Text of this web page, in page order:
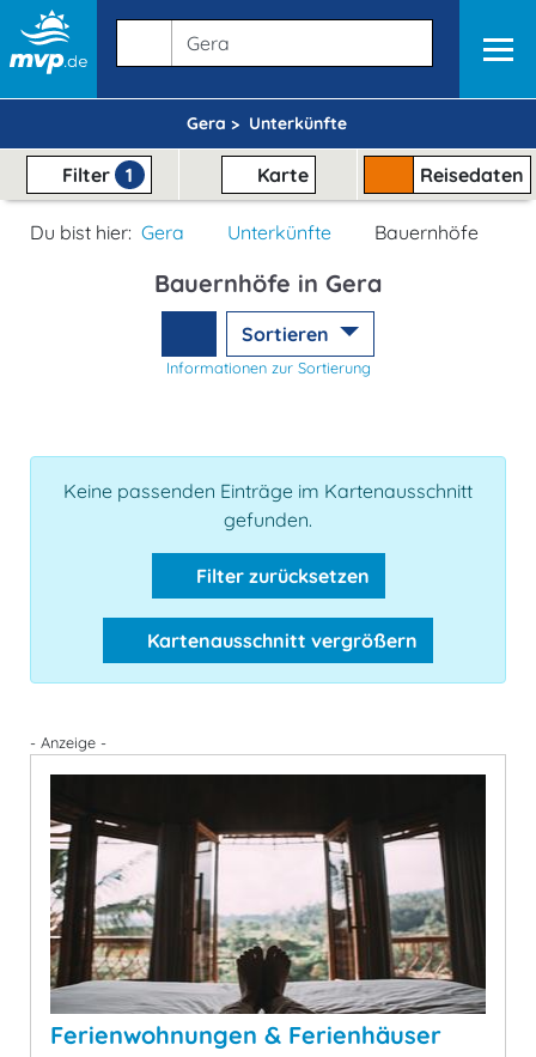
Gera > Unterkünfte
Filter 1 Karte Reisedaten
Du bist hier: Gera Unterkünfte Bauernhöfe
Bauernhöfe in Gera
Sortieren
Informationen zur Sortierung
Keine passenden Einträge im Kartenausschnitt
gefunden.
Filter zurücksetzen
Kartenausschnitt vergrößern
- Anzeige -
Ferienwohnungen & Ferienhäuser